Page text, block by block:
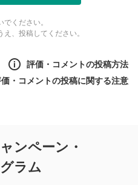
ください。
、投稿してください。
評価・コメントの投稿方法
・コメントの投稿に関する注意
る注意
ンペーン・
ラム